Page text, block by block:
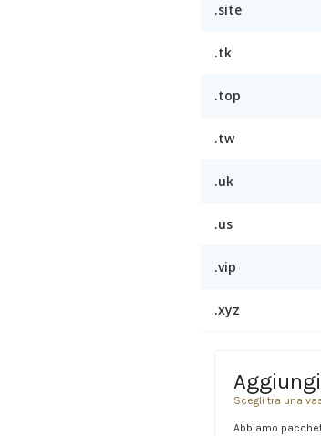
.site
.tk
.top
.tw
.uk
.us
.vip
.xyz
Scegli tra una
Abbiamo